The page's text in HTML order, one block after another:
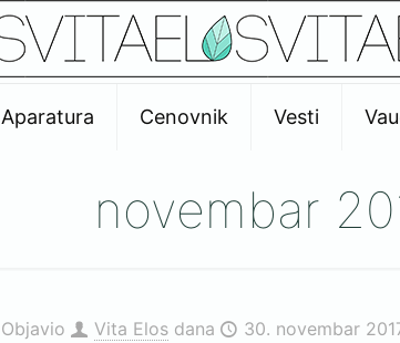
Aparatura Cenovnik Vesti
novembar
Objavio Vita Elos dana 30. novembar